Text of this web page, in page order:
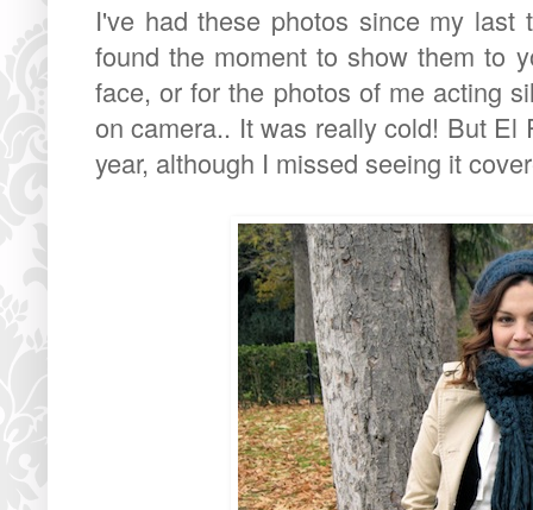
I've had these photos since my
found the moment to show them to
face, or for the photos of me acting
on camera.. It was really cold! But
year, although I missed seeing it